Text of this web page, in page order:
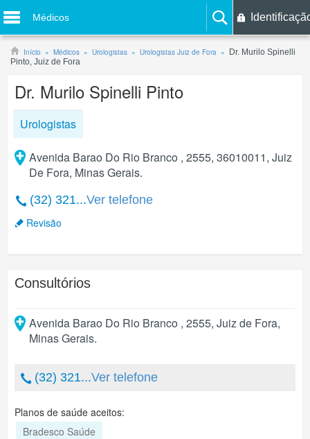
Médicos
Início Médicos Urologistas Urologistas Juiz de Fora
Dr. Murilo Spinelli
Pinto, Juiz de Fora
Dr. Murilo Spinelli Pinto
Urologistas
Avenida Barao Do Rio Branco , 2555, 36010011, Juiz
De Fora, Minas Gerais.
(32) 321...Ver telefone
Revisão
Consultórios
Avenida Barao Do Rio Branco , 2555, Juiz de Fora,
Minas Gerais.
(32) 321...Ver telefone
Planos de saúde aceitos:
Bradesco Saúde